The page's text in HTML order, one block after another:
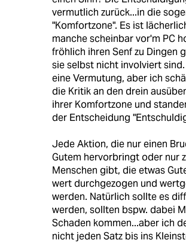
vermutlich zurück...in die
"Komfortzone". Es ist
manche scheinbar vor'm PC
fröhlich ihren Senf zu Dingen
sie selbst nicht involviert
eine Vermutung, aber ich
die Kritik an den drein
ihrer Komfortzone und
der Entscheidung
Jede Aktion, die nur einen
Gutem hervorbringt oder nur
Menschen gibt, die etwas
wert durchgezogen und
werden. Natürlich sollte es
werden, sollten bspw. dabei
Schaden kommen...aber ich
nicht jeden Satz bis ins